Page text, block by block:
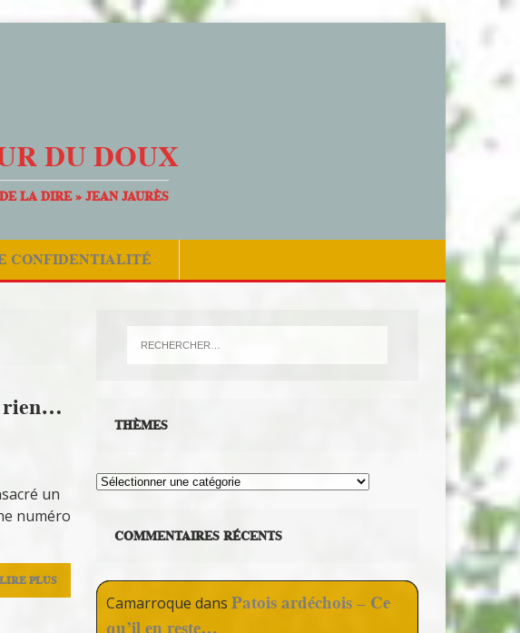
DU DOUX
LA DIRE » JEAN JAURÈS
CONFIDENTIALITÉ
rien…
un
numéro
LIRE PLUS
THÈMES
Thèmes
COMMENTAIRES RÉCENTS
Camarroque dansPatois ardéchois – Ce
qu’il en reste…